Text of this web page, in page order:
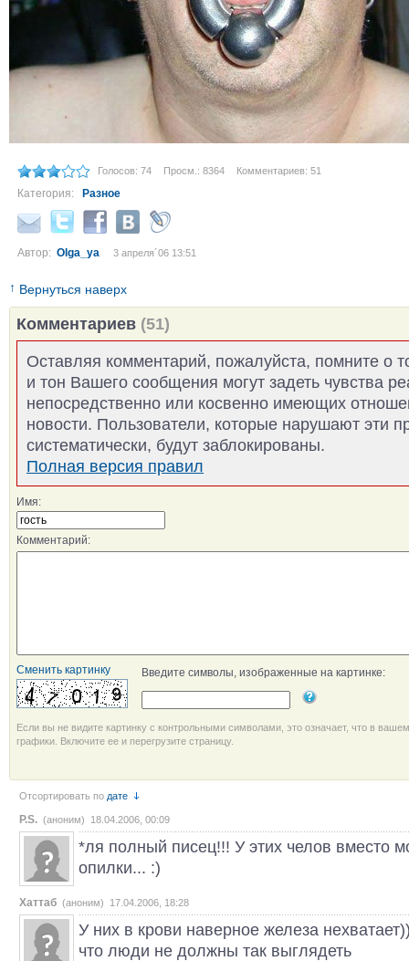
Голосов: 74 Просм.: 8364 Комментариев: 51
Категория: Разное
Автор: Olga_ya 3 апреля´06 13:51
↑ Вернуться наверх
Комментариев (51)
Оставляя комментарий, пожалуйста, помните о
и тон Вашего сообщения могут задеть чувства
непосредственно или косвенно имеющих
новости. Пользователи, которые нарушают эти
систематически, будут заблокированы.
Полная версия правил
Имя:
Комментарий:
Сменить картинку Введите символы, изображенные на картинке:
Если вы не видите картинку с контрольными символами, это означает, что в
графики. Включите ее и перегрузите страницу.
Отсортировать по дате
P.S. (аноним) 18.04.2006, 00:09
*ля полный писец!!! У этих челов вместо
опилки... :)
Хаттаб (аноним) 17.04.2006, 18:28
У них в крови наверное железа
что люди не должны так выглядеть